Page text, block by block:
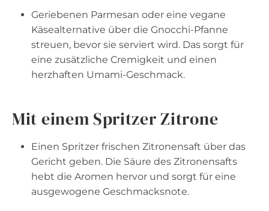
Geriebenen Parmesan oder eine vegane
Käsealternative über die Gnocchi-Pfanne
streuen, bevor sie serviert wird. Das sorgt für
eine zusätzliche Cremigkeit und einen
herzhaften Umami-Geschmack.
Mit einem Spritzer Zitrone
Einen Spritzer frischen Zitronensaft über das
Gericht geben. Die Säure des Zitronensafts
hebt die Aromen hervor und sorgt für eine
ausgewogene Geschmacksnote.